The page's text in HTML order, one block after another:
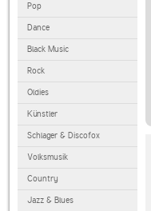
Pop
Dance
Black Music
Rock
Oldies
Künstler
Schlager & Discofox
Volksmusik
Country
Jazz & Blues